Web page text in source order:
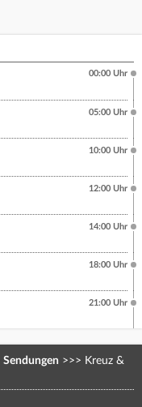
00:00 Uhr
05:00 Uhr
10:00 Uhr
12:00 Uhr
14:00 Uhr
18:00 Uhr
21:00 Uhr
Sendungen >>> Kreuz &